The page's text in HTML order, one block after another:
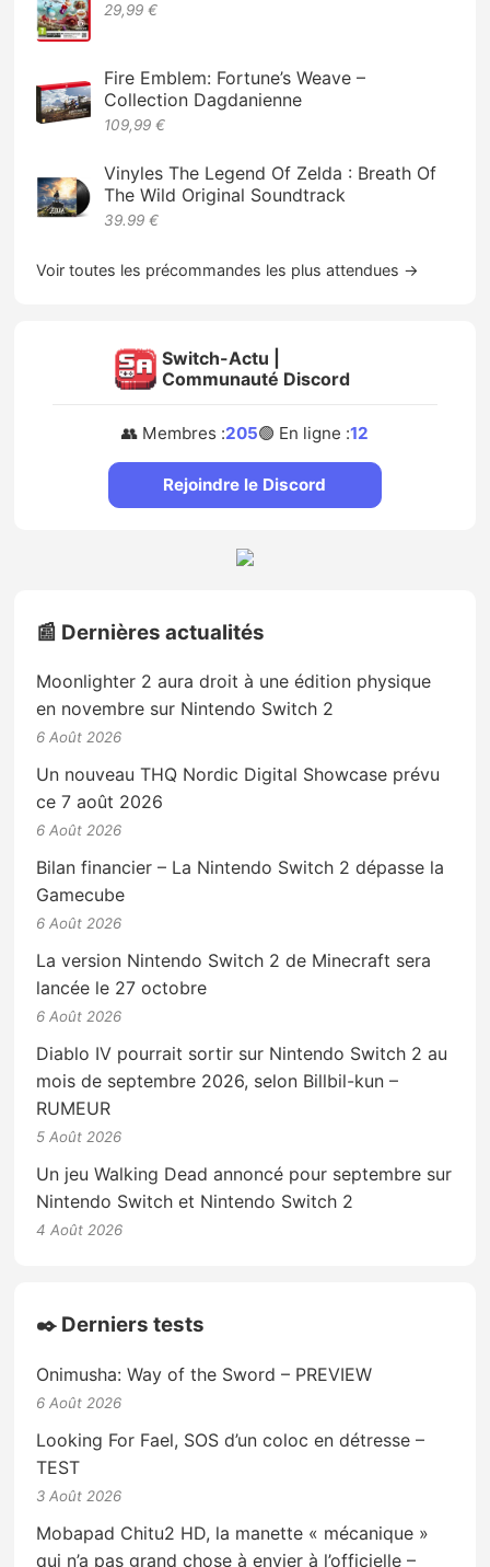
29,99 €
Fire Emblem: Fortune’s Weave –
Collection Dagdanienne
109,99 €
Vinyles The Legend Of Zelda : Breath Of
The Wild Original Soundtrack
39.99 €
Voir toutes les précommandes les plus attendues →
Switch-Actu |
Communauté Discord
👥 Membres :205🟢 En ligne :12
Rejoindre le Discord
📰 Dernières actualités
Moonlighter 2 aura droit à une édition physique
en novembre sur Nintendo Switch 2
6 Août 2026
Un nouveau THQ Nordic Digital Showcase prévu
ce 7 août 2026
6 Août 2026
Bilan financier – La Nintendo Switch 2 dépasse la
Gamecube
6 Août 2026
La version Nintendo Switch 2 de Minecraft sera
lancée le 27 octobre
6 Août 2026
Diablo IV pourrait sortir sur Nintendo Switch 2 au
mois de septembre 2026, selon Billbil-kun –
RUMEUR
5 Août 2026
Un jeu Walking Dead annoncé pour septembre sur
Nintendo Switch et Nintendo Switch 2
4 Août 2026
✒️ Derniers tests
Onimusha: Way of the Sword – PREVIEW
6 Août 2026
Looking For Fael, SOS d’un coloc en détresse –
TEST
3 Août 2026
Mobapad Chitu2 HD, la manette « mécanique »
qui n’a pas grand chose à envier à l’officielle –